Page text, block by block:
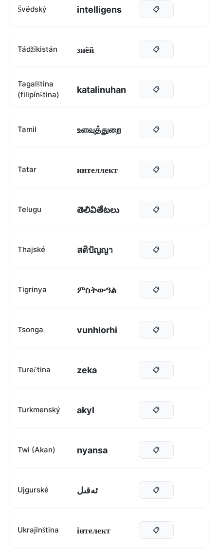
Švédský intelligens 📋
Tádžikistán зиёӣ 📋
Tagalština
(filipínština)
katalinuhan 📋
Tamil உளவுத்துறை 📋
Tatar интеллект 📋
Telugu తెలివితేటలు 📋
Thajské สติปัญญา 📋
Tigrinya ምስትውዓል 📋
Tsonga vunhlorhi 📋
Turečtina zeka 📋
Turkmenský akyl 📋
Twi (Akan) nyansa 📋
Ujgurské ئەقىل 📋
Ukrajinština інтелект 📋